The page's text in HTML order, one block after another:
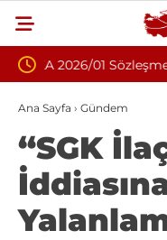
Personeli Alım
Ana Sayfa › Gündem
“SGK